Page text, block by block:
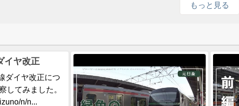
もっと見る
イヤ改正
ダイヤ改正につ
してみました。
n/n...